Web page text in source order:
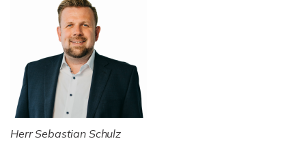
Herr Sebastian Schulz